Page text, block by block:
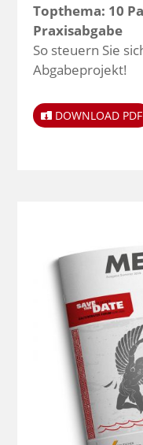
Topthema: 10
Praxisabgabe
So steuern Sie
Abgabeprojekt!
DOWNLOAD PDF